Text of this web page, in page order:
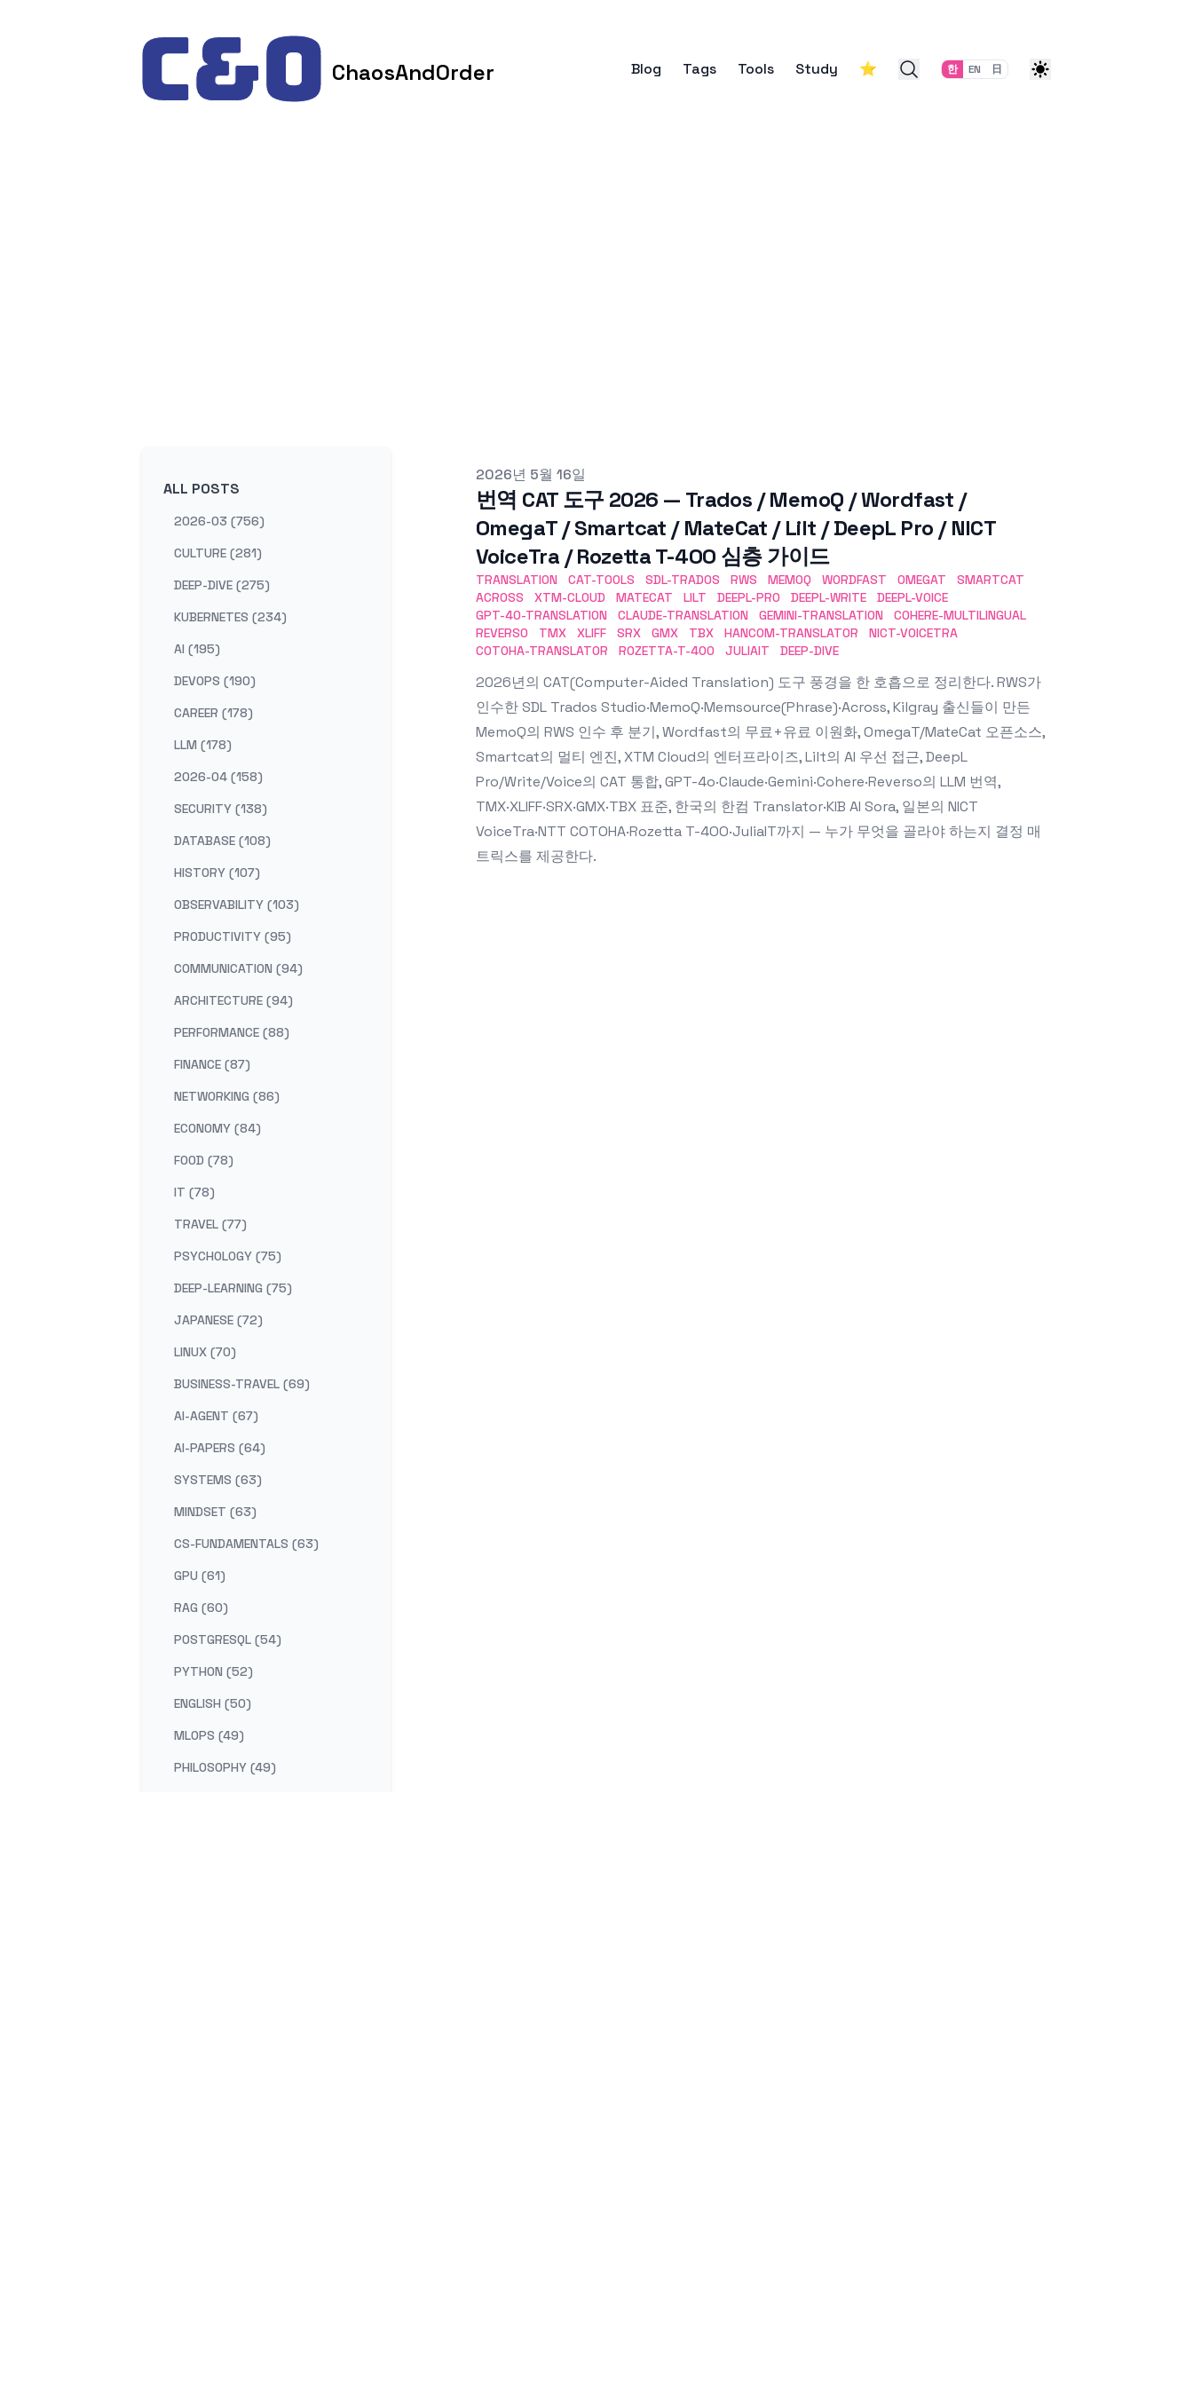
ChaosAndOrder Blog Tags Tools Study ⭐ 한 EN 日
ALL POSTS
2026-03 (756)
CULTURE (281)
DEEP-DIVE (275)
KUBERNETES (234)
AI (195)
DEVOPS (190)
CAREER (178)
LLM (178)
2026-04 (158)
SECURITY (138)
DATABASE (108)
HISTORY (107)
OBSERVABILITY (103)
PRODUCTIVITY (95)
COMMUNICATION (94)
ARCHITECTURE (94)
PERFORMANCE (88)
FINANCE (87)
NETWORKING (86)
ECONOMY (84)
FOOD (78)
IT (78)
TRAVEL (77)
PSYCHOLOGY (75)
DEEP-LEARNING (75)
JAPANESE (72)
LINUX (70)
BUSINESS-TRAVEL (69)
AI-AGENT (67)
AI-PAPERS (64)
SYSTEMS (63)
MINDSET (63)
CS-FUNDAMENTALS (63)
GPU (61)
RAG (60)
POSTGRESQL (54)
PYTHON (52)
ENGLISH (50)
MLOPS (49)
PHILOSOPHY (49)
Published on
2026년 5월 16일
번역 CAT 도구 2026 — Trados / MemoQ / Wordfast /
OmegaT / Smartcat / MateCat / Lilt / DeepL Pro / NICT
VoiceTra / Rozetta T-4OO 심층 가이드
TRANSLATION CAT-TOOLS SDL-TRADOS RWS MEMOQ WORDFAST OMEGAT
SMARTCAT
ACROSS
XTM-CLOUD MATECAT LILT DEEPL-PRO DEEPL-WRITE
DEEPL-VOICE
GPT-4O-TRANSLATION
CLAUDE-TRANSLATION GEMINI-TRANSLATION
COHERE-MULTILINGUAL
REVERSO
TMX XLIFF SRX GMX TBX HANCOM-TRANSLATOR
NICT-VOICETRA
COTOHA-TRANSLATOR
ROZETTA-T-4OO JULIAIT DEEP-DIVE
2026년의 CAT(Computer-Aided Translation) 도구 풍경을 한 호흡으로 정리한다. RWS가
인수한 SDL Trados Studio·MemoQ·Memsource(Phrase)·Across, Kilgray 출신들이 만든
MemoQ의 RWS 인수 후 분기, Wordfast의 무료+유료 이원화, OmegaT/MateCat 오픈소스,
Smartcat의 멀티 엔진, XTM Cloud의 엔터프라이즈, Lilt의 AI 우선 접근, DeepL
Pro/Write/Voice의 CAT 통합, GPT-4o·Claude·Gemini·Cohere·Reverso의 LLM 번역,
TMX·XLIFF·SRX·GMX·TBX 표준, 한국의 한컴 Translator·KIB AI Sora, 일본의 NICT
VoiceTra·NTT COTOHA·Rozetta T-4OO·JuliaIT까지 — 누가 무엇을 골라야 하는지 결정 매
트릭스를 제공한다.